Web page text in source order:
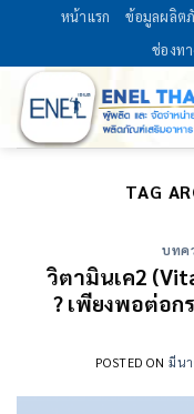
content
หน้าแรก ข้อมูลผลิต
ช่องท
TAG
บทค
วิตามินเค2
? เพียงพอต่อก
POSTED ONมีน